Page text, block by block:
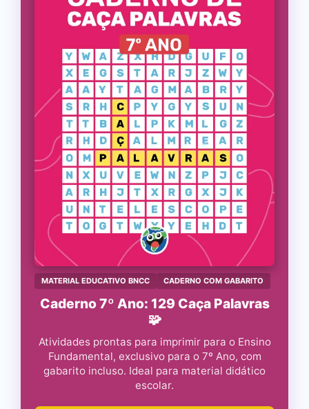
MATERIAL EDUCATIVO BNCC CADERNO COM GABARITO
Caderno 7º Ano: 129 Caça Palavras
🧩
Atividades prontas para imprimir para o Ensino
Fundamental, exclusivo para o 7º Ano, com
gabarito incluso. Ideal para material didático
escolar.